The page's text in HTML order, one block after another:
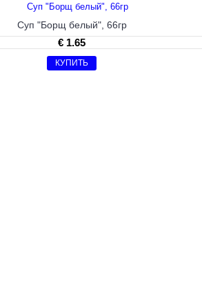
Суп "Борщ белый", 66гp
€ 1.65
КУПИТЬ